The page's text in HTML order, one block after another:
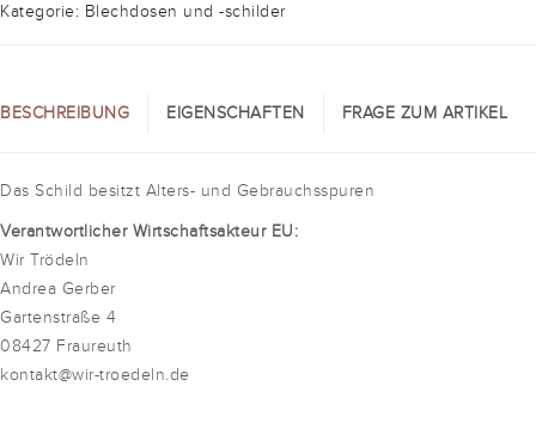
Kategorie: Blechdosen und -schilder
BESCHREIBUNG EIGENSCHAFTEN FRAGE ZUM ARTIKEL
Das Schild besitzt Alters- und Gebrauchsspuren
Verantwortlicher Wirtschaftsakteur EU:
Wir Trödeln
Andrea Gerber
Gartenstraße 4
08427 Fraureuth
kontakt@wir-troedeln.de